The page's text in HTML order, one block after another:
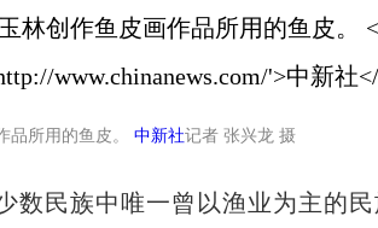
品所用的鱼皮。 中新社记者 张兴龙 摄
民族中唯一曾以渔业为主的民